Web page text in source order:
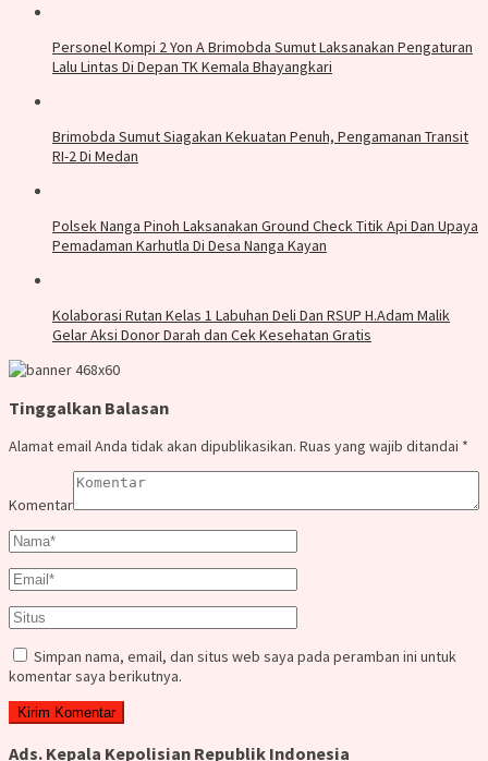
Personel Kompi 2 Yon A Brimobda Sumut Laksanakan Pengaturan
Lalu Lintas Di Depan TK Kemala Bhayangkari
Brimobda Sumut Siagakan Kekuatan Penuh, Pengamanan Transit
RI-2 Di Medan
Polsek Nanga Pinoh Laksanakan Ground Check Titik Api Dan Upaya
Pemadaman Karhutla Di Desa Nanga Kayan
Kolaborasi Rutan Kelas 1 Labuhan Deli Dan RSUP H.Adam Malik
Gelar Aksi Donor Darah dan Cek Kesehatan Gratis
Tinggalkan Balasan
Alamat email Anda tidak akan dipublikasikan. Ruas yang wajib ditandai *
Komentar
Simpan nama, email, dan situs web saya pada peramban ini untuk
komentar saya berikutnya.
Ads. Kepala Kepolisian Republik Indonesia